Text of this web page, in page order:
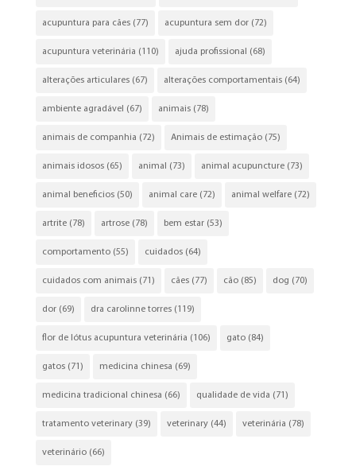
acupuntura para cães(77) acupuntura sem dor(72)
acupuntura veterinária (110) ajuda profissional (68)
alterações articulares(67) alterações comportamentais(64)
ambiente agradável (67) animais(78)
animais de companhia (72) Animais de estimação(75)
animais idosos(65) animal (73) animal acupuncture(73)
animal beneficios(50) animal care(72) animal welfare(72)
artrite(78) artrose(78) bem estar(53)
comportamento(55) cuidados(64)
cuidados com animais(71) cães(77) cão(85) dog (70)
dor(69) dra carolinne torres(119)
flor de lótus acupuntura veterinária (106) gato(84)
gatos(71) medicina chinesa (69)
medicina tradicional chinesa (66) qualidade de vida (71)
tratamento veterinary(39) veterinary(44) veterinária (78)
veterinário(66)